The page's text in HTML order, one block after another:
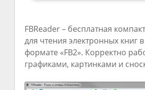
FBReader – бесплатная
для чтения электронных книг
формате «FB2». Корректно
графиками, картинками и